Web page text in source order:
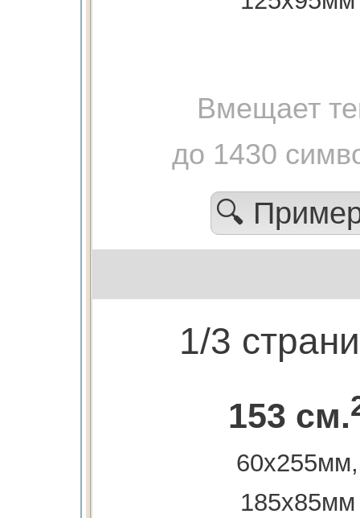
Вмещает
до 1430
🔍
1/3
153 см.
60х255мм,
185х85мм